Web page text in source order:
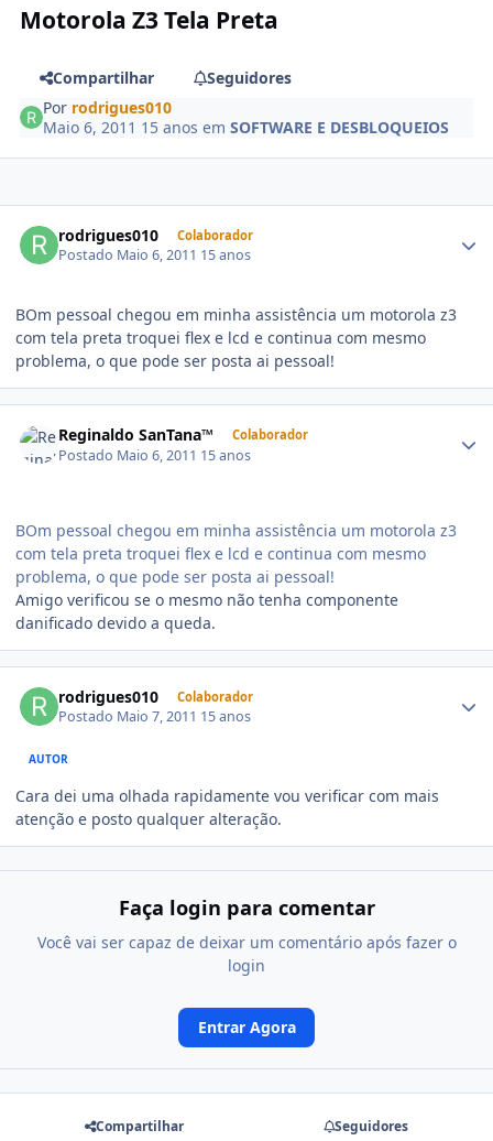
Motorola Z3 Tela Preta
Compartilhar
Seguidores
Por rodrigues010
Maio 6, 2011 15 anos emSOFTWARE E DESBLOQUEIOS
rodrigues010 Colaborador
Postado Maio 6, 2011 15 anos
BOm pessoal chegou em minha assistência um motorola z3
com tela preta troquei flex e lcd e continua com mesmo
problema, o que pode ser posta ai pessoal!
Reginaldo SanTana™ Colaborador
Postado Maio 6, 2011 15 anos
BOm pessoal chegou em minha assistência um motorola z3
com tela preta troquei flex e lcd e continua com mesmo
problema, o que pode ser posta ai pessoal!
Amigo verificou se o mesmo não tenha componente
danificado devido a queda.
rodrigues010 Colaborador
Postado Maio 7, 2011 15 anos
AUTOR
Cara dei uma olhada rapidamente vou verificar com mais
atenção e posto qualquer alteração.
Faça login para comentar
Você vai ser capaz de deixar um comentário após fazer o
login
Entrar Agora
Compartilhar Seguidores